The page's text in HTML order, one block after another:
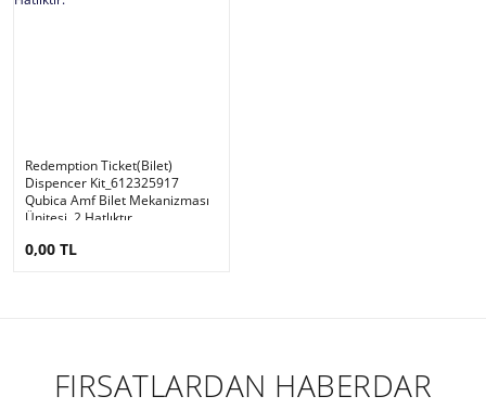
Redemption Ticket(Bilet)
Dispencer Kit_612325917
Qubica Amf Bilet Mekanizması
Ünitesi, 2 Hatlıktır.
0,00 TL
FIRSATLARDAN HABERDAR